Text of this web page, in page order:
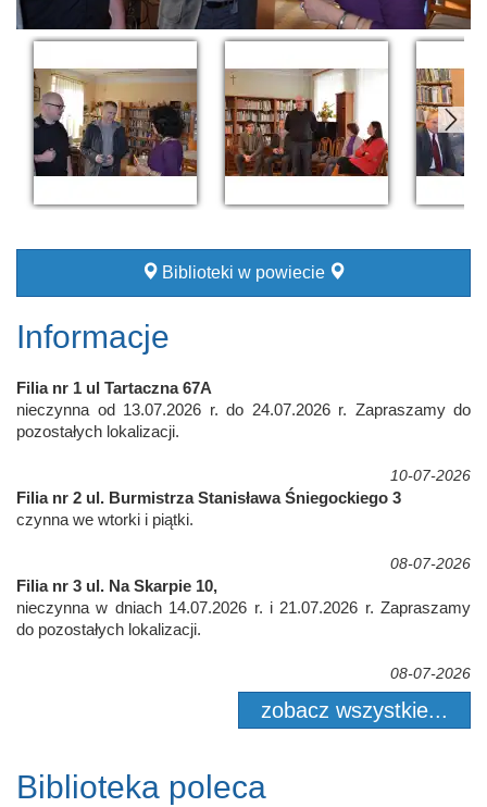
Biblioteki w powiecie
Informacje
Filia nr 1 ul Tartaczna 67A
nieczynna od 13.07.2026 r. do 24.07.2026 r. Zapraszamy do
pozostałych lokalizacji.
10-07-2026
Filia nr 2 ul. Burmistrza Stanisława Śniegockiego 3
czynna we wtorki i piątki.
08-07-2026
Filia nr 3 ul. Na Skarpie 10,
nieczynna w dniach 14.07.2026 r. i 21.07.2026 r. Zapraszamy
do pozostałych lokalizacji.
08-07-2026
zobacz wszystkie...
Biblioteka poleca